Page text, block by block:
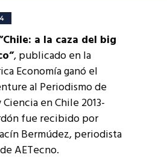
a la caza del big
, publicado en la
Economía ganó el
al Periodismo de
en Chile 2013-
fue recibido por
Bermúdez, periodista
AETecno.